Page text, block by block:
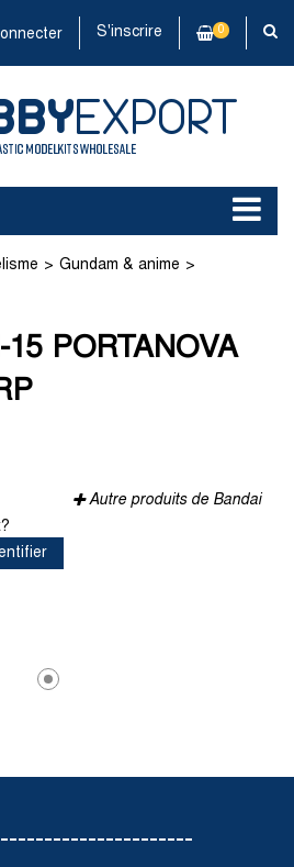
S'inscrire 0
Gundam & anime
PORTANOVA
Autre produits de Bandai